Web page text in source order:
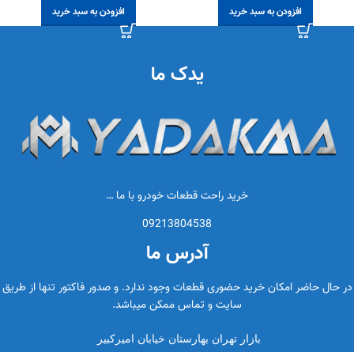
افزودن به سبد خرید افزودن به سبد خرید
یدک ما
خرید راحت قطعات خودرو با ما …
09213804538
آدرس ما
در حال حاضر امکان خرید حضوری قطعات وجود ندارد. و صدور فاکتور تنها از طریق
سایت و تماس ممکن میباشد.
بازار تهران بهارستان خیابان امیرکبیر